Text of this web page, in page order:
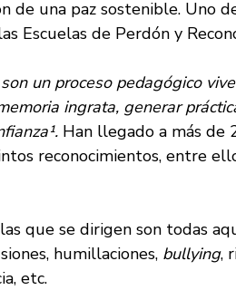
de una paz sostenible. Uno
Escuelas de Perdón y
son un proceso pedagógico
ingrata, generar
. Han llegado a más de
reconocimientos, entre
que se dirigen son todas
humillaciones, bullying,
etc.